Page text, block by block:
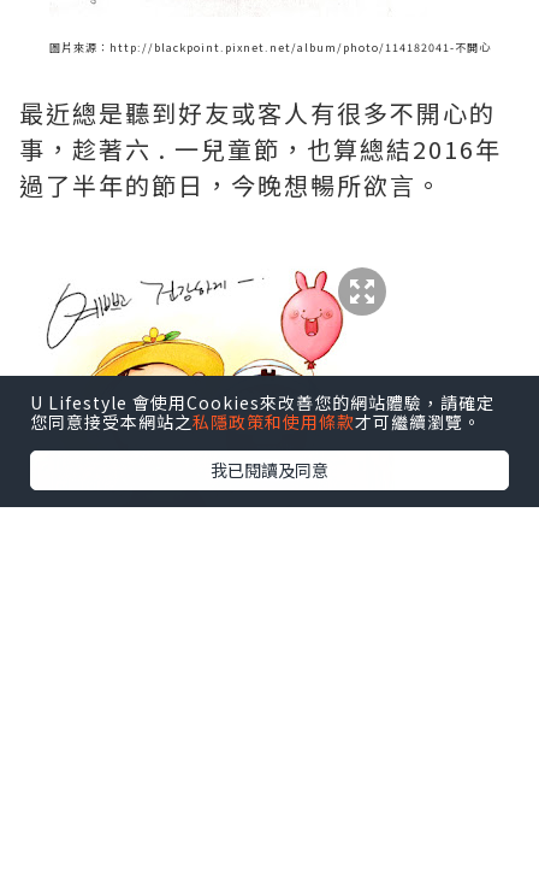
圖片來源：http://blackpoint.pixnet.net/album/photo/114182041-不開心
最近總是聽到好友或客人有很多不開心的
事，趁著六 . 一兒童節，也算總結2016年
過了半年的節日，今晚想暢所欲言。
U Lifestyle 會使用Cookies來改善您的網站體驗，請確定
您同意接受本網站之私隱政策和使用條款才可繼續瀏覽。
我已閱讀及同意